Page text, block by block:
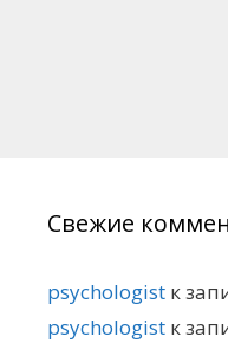
Свежие
psychologist к
psychologist к